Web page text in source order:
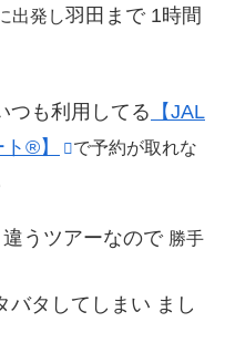
出発し羽田まで 1時間
つも利用してる 【JAL
®】
で予約が取れな
うツアーなので 勝手
バタしてしまい まし